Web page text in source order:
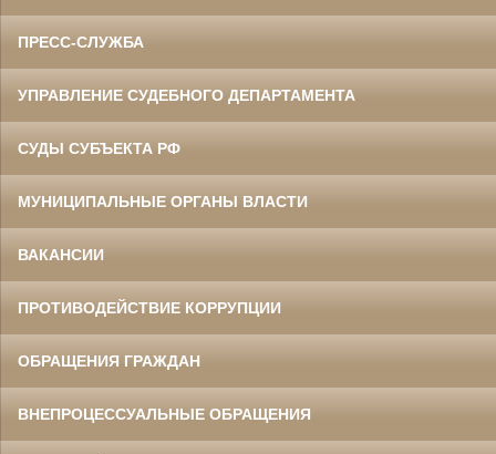
ПРЕСС-СЛУЖБА
УПРАВЛЕНИЕ СУДЕБНОГО ДЕПАРТАМЕНТА
СУДЫ СУБЪЕКТА РФ
МУНИЦИПАЛЬНЫЕ ОРГАНЫ ВЛАСТИ
ВАКАНСИИ
ПРОТИВОДЕЙСТВИЕ КОРРУПЦИИ
ОБРАЩЕНИЯ ГРАЖДАН
ВНЕПРОЦЕССУАЛЬНЫЕ ОБРАЩЕНИЯ